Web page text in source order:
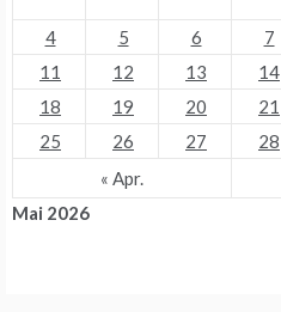
Mai 2026
4
5 6 7
11
12 13 14
18
19 20 21
25
26 27 28
« Apr.